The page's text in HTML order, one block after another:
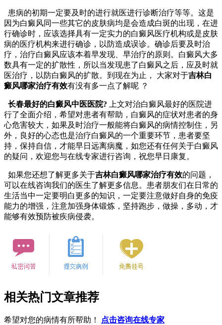
患病的初期一定要及时的进行就医进行诊断治疗等等。这是
因为白癜风同一些其它的皮肤病均是会造成白斑的出现，在进
行确诊时，应该选择具有一定实力的白癜风医疗机构或是皮肤
病的医疗机构来进行确诊，以防造成误诊。确诊后要及时治
疗，治疗白癜风应该本着早发现、早治疗的原则。白癜风大多
数具有一定的扩散性，所以当发现患了白癜风之后，应及时就
医治疗，以防白癜风的扩散。到现在为止， 大家对于吉林白
癜风哪家治疗有效有没有多一点了解呢 ？
长春最好的白癜风中医医院?
上文对治白癜风最好的医院进
行了全面介绍，希望对患者有帮助，白癜风的症状对患者的身
心危害较大，如果及时治疗一般能将白癜风的病情控制住，另
外，良好的心态也是治疗白癜风的一个重要环节，患者要坚
持，保持自信，才能早日远离病魔，如您还有任何关于白癜风
的疑问，欢迎您与在线专家进行咨询，祝您早日康复。
如果您还想了解更多关于吉林白癜风哪家治疗有效的问题，
可以在线咨询我们的医生了解更多信息。患者朋友们在日常的
生活当中一定要明白更多的知识，一定要注意做好自身的免疫
能力的增强，注意加强身体锻炼，坚持跑步，做操，多动，才
能够有效预防被疾病侵袭。
相关热门文章推荐
希望对您的病情有所帮助！ 点击咨询在线专家